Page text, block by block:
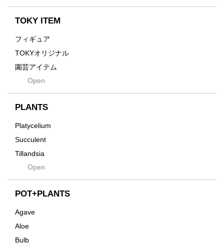
emeth
Enhance
Grid
Hagakure
Innocence
Kodama
Native
Progress
Quartz
Yuya Iha
TOKY ITEM
フィギュア
TOKYオリジナル
園芸アイテム
土・化粧石・活力剤
インテリア・デザイン雑貨
Tシャツ・バッグ
その他
Open
PLANTS
Platycelium
Succulent
Tillandsia
SeedsOpen
POT+PLANTS
Agave
Aloe
Bulb